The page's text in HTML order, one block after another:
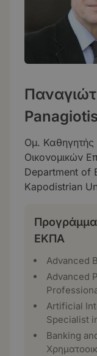
Ομ. Καθηγητής
Οικονομικών
Department of
Kapodistrian
ΕΚΠΑ
Advanced
Advanced
Artificial
Specialist
Banking